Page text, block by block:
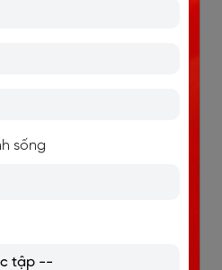
like anyone in my family,
resemble hers. I guess
unique, and I actually enjoy
ai trong gia đình lắm, dù
bà. Tôi nghĩ ngoại hình
sự thích việc khác biệt
giúp tôi cảm thấy có cá tính
sống